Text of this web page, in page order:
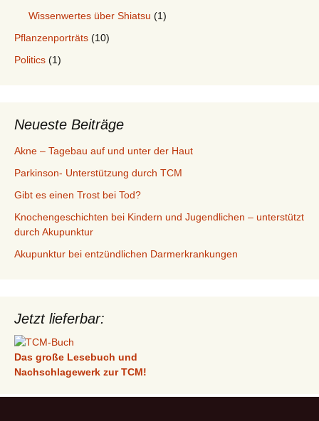
Wissenwertes über Shiatsu (1)
Pflanzenporträts (10)
Politics (1)
Neueste Beiträge
Akne – Tagebau auf und unter der Haut
Parkinson- Unterstützung durch TCM
Gibt es einen Trost bei Tod?
Knochengeschichten bei Kindern und Jugendlichen – unterstützt
durch Akupunktur
Akupunktur bei entzündlichen Darmerkrankungen
Jetzt lieferbar:
Das große Lesebuch und
Nachschlagewerk zur TCM!